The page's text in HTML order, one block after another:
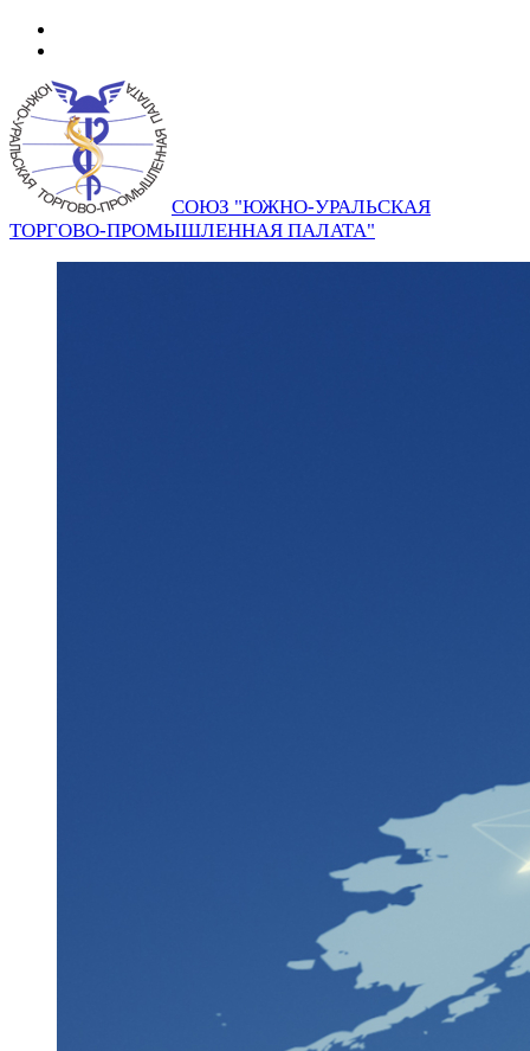
СОЮЗ "ЮЖНО-УРАЛЬСКАЯ
ТОРГОВО-ПРОМЫШЛЕННАЯ ПАЛАТА"